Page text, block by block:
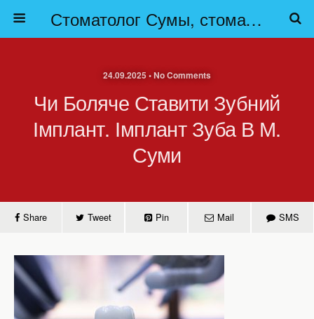
Стоматолог Сумы, стоматологические клиники Сумы, детская стоматология в Сумах. | Частная стоматология Сумы
24.09.2025 • No Comments
Чи Боляче Ставити Зубний
Імплант. Імплант Зуба В М.
Суми
Share Tweet Pin Mail SMS